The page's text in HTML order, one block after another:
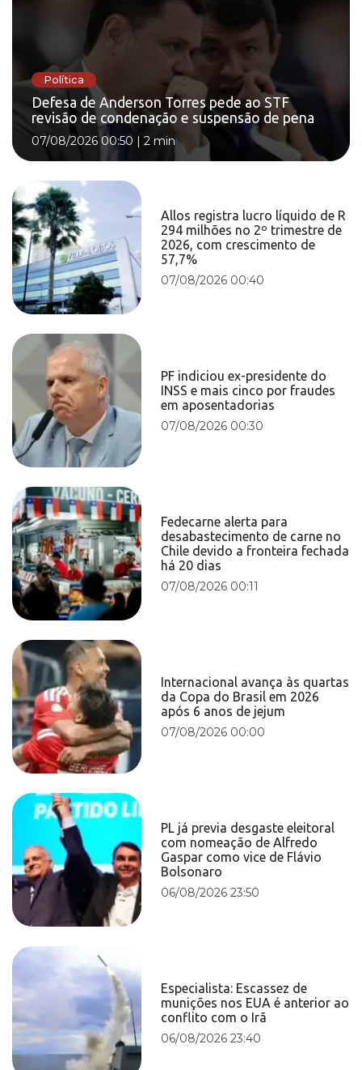
Política
Defesa de Anderson Torres pede ao STF
revisão de condenação e suspensão de pena
07/08/2026 00:50 | 2 min
Allos registra lucro líquido de R
294 milhões no 2º trimestre de
2026, com crescimento de
57,7%
07/08/2026 00:40
PF indiciou ex-presidente do
INSS e mais cinco por fraudes
em aposentadorias
07/08/2026 00:30
Fedecarne alerta para
desabastecimento de carne no
Chile devido a fronteira fechada
há 20 dias
07/08/2026 00:11
Internacional avança às quartas
da Copa do Brasil em 2026
após 6 anos de jejum
07/08/2026 00:00
PL já previa desgaste eleitoral
com nomeação de Alfredo
Gaspar como vice de Flávio
Bolsonaro
06/08/2026 23:50
Especialista: Escassez de
munições nos EUA é anterior ao
conflito com o Irã
06/08/2026 23:40